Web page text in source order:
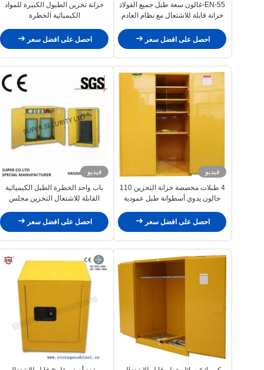
EN-55-غالون سعة طبل جميع الفولاذ
خزانة قابلة للاشتعال مع نظام العادم
احصل على افضل سعر
خزانة تخزين الطبول الكبيرة للمواد
الكيميائية الخطرة
احصل على افضل سعر
فيديو
4 طبلات مخصصة خزانة التخزين 110
جالون يدوي أسطوانة طبل عمودية
احصل على افضل سعر
فيديو
باب واحد الخطرة الطبل الكيميائية
القابلة للاشتعال التخزين مجلس
الصلب الفولاذ المقاوم للصدأ
احصل على افضل سعر